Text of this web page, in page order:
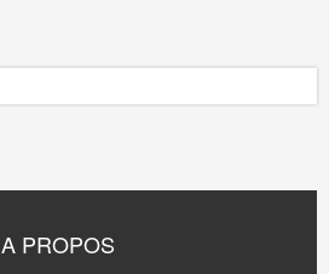
A PROPOS